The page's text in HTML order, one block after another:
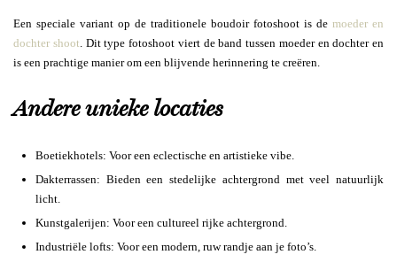
Een speciale variant op de traditionele boudoir fotoshoot is de moeder en
dochter shoot . Dit type fotoshoot viert de band tussen moeder en dochter en
is een prachtige manier om een blijvende herinnering te creëren.
Andere unieke locaties
Boetiekhotels: Voor een eclectische en artistieke vibe.
Dakterrassen: Bieden een stedelijke achtergrond met veel natuurlijk
licht.
Kunstgalerijen: Voor een cultureel rijke achtergrond.
Industriële lofts: Voor een modern, ruw randje aan je foto’s.